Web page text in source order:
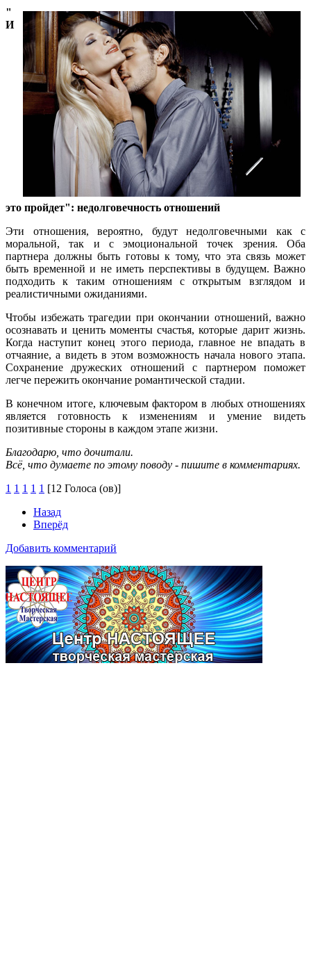
"
И
это пройдет": недолговечность отношений
Эти отношения, вероятно, будут недолговечными как с
моральной, так и с эмоциональной точек зрения. Оба
партнера должны быть готовы к тому, что эта связь может
быть временной и не иметь перспективы в будущем. Важно
подходить к таким отношениям с открытым взглядом и
реалистичными ожиданиями.
Чтобы избежать трагедии при окончании отношений, важно
осознавать и ценить моменты счастья, которые дарит жизнь.
Когда наступит конец этого периода, главное не впадать в
отчаяние, а видеть в этом возможность начала нового этапа.
Сохранение дружеских отношений с партнером поможет
легче пережить окончание романтической стадии.
В конечном итоге, ключевым фактором в любых отношениях
является готовность к изменениям и умение видеть
позитивные стороны в каждом этапе жизни.
Благодарю, что дочитали.
Всё, что думаете по этому поводу - пишите в комментариях.
1 1 1 1 1 [12 Голоса (ов)]
Назад
Вперёд
Добавить комментарий